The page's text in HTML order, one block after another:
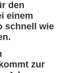
den
einem
schnell wie
zur